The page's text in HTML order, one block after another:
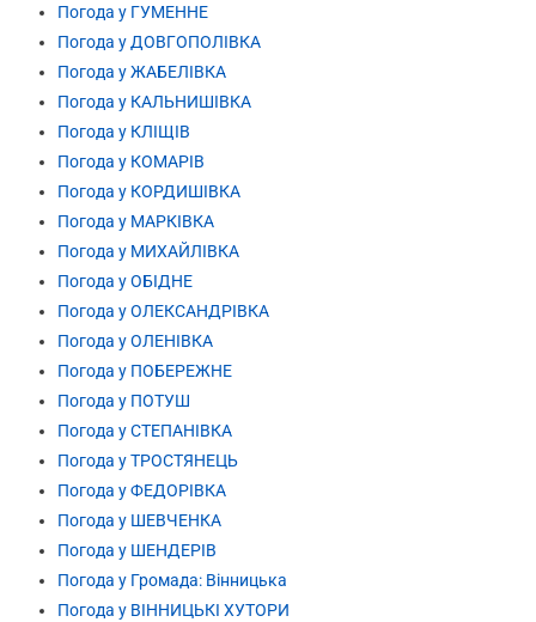
Погода у ГУМЕННЕ
Погода у ДОВГОПОЛІВКА
Погода у ЖАБЕЛІВКА
Погода у КАЛЬНИШІВКА
Погода у КЛІЩІВ
Погода у КОМАРІВ
Погода у КОРДИШІВКА
Погода у МАРКІВКА
Погода у МИХАЙЛІВКА
Погода у ОБІДНЕ
Погода у ОЛЕКСАНДРІВКА
Погода у ОЛЕНІВКА
Погода у ПОБЕРЕЖНЕ
Погода у ПОТУШ
Погода у СТЕПАНІВКА
Погода у ТРОСТЯНЕЦЬ
Погода у ФЕДОРІВКА
Погода у ШЕВЧЕНКА
Погода у ШЕНДЕРІВ
Погода у Громада: Вінницька
Погода у ВІННИЦЬКІ ХУТОРИ